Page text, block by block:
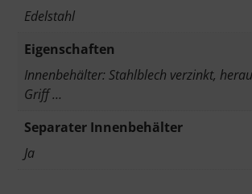
Edelstahl
Eigenschaften
Innenbehälter: Stahlblech verzinkt,
Griff …
Separater Innenbehälter
Ja